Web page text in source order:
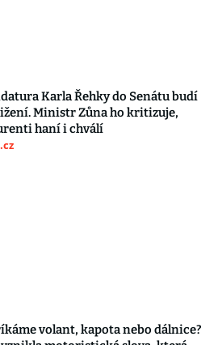
Karla Řehky do Senátu budí
Ministr Zůna ho kritizuje,
haní i chválí
volant, kapota nebo dálnice?